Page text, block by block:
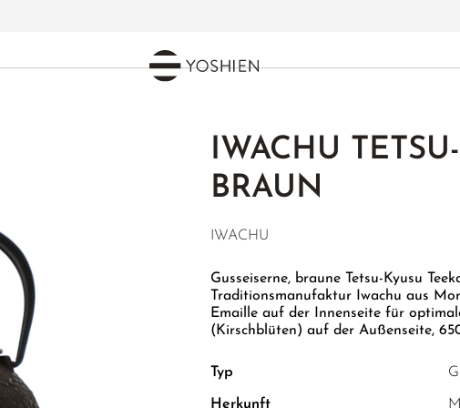
IWACHU
BRAUN
IWACHU
Gusseiserne, braune Tetsu-Kyusu
Traditionsmanufaktur Iwachu aus
Emaille auf der Innenseite für
(Kirschblüten) auf der Außenseite,
Typ
Herkunft